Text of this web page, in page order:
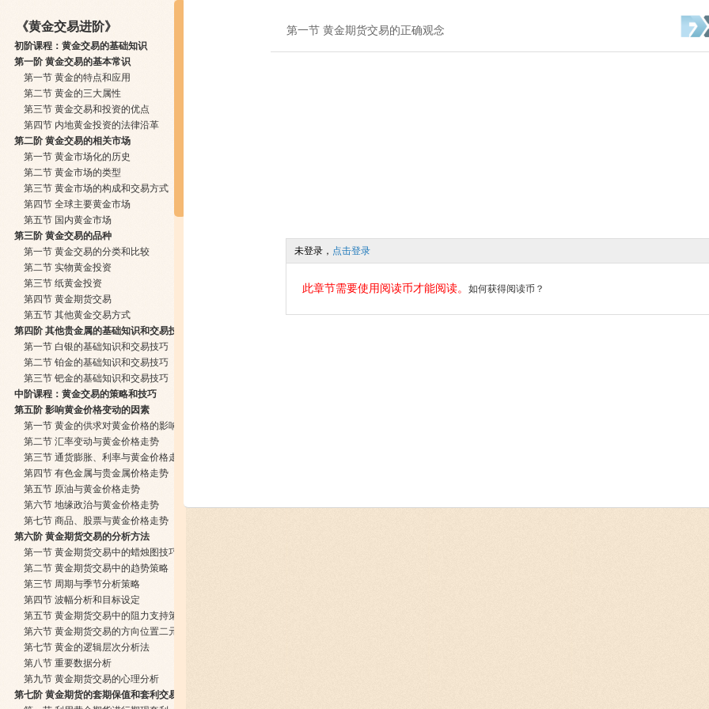
《黄金交易进阶》
初阶课程：黄金交易的基础知识
第一阶 黄金交易的基本常识
第一节 黄金的特点和应用
第二节 黄金的三大属性
第三节 黄金交易和投资的优点
第四节 内地黄金投资的法律沿革
第二阶 黄金交易的相关市场
第一节 黄金市场化的历史
第二节 黄金市场的类型
第三节 黄金市场的构成和交易方式
第四节 全球主要黄金市场
第五节 国内黄金市场
第三阶 黄金交易的品种
第一节 黄金交易的分类和比较
第二节 实物黄金投资
第三节 纸黄金投资
第四节 黄金期货交易
第五节 其他黄金交易方式
第四阶 其他贵金属的基础知识和交易技巧
第一节 白银的基础知识和交易技巧
第二节 铂金的基础知识和交易技巧
第三节 钯金的基础知识和交易技巧
中阶课程：黄金交易的策略和技巧
第五阶 影响黄金价格变动的因素
第一节 黄金的供求对黄金价格的影响
第二节 汇率变动与黄金价格走势
第三节 通货膨胀、利率与黄金价格走势
第四节 有色金属与贵金属价格走势
第五节 原油与黄金价格走势
第六节 地缘政治与黄金价格走势
第七节 商品、股票与黄金价格走势
第六阶 黄金期货交易的分析方法
第一节 黄金期货交易中的蜡烛图技巧
第二节 黄金期货交易中的趋势策略
第三节 周期与季节分析策略
第四节 波幅分析和目标设定
第五节 黄金期货交易中的阻力支持策略
第六节 黄金期货交易的方向位置二元交易系统
第七节 黄金的逻辑层次分析法
第八节 重要数据分析
第九节 黄金期货交易的心理分析
第七阶 黄金期货的套期保值和套利交易
第一节 黄金期货交易的正确观念
未登录， 点击登录
此章节需要使用阅读币才能阅读。 如何获得阅读币？